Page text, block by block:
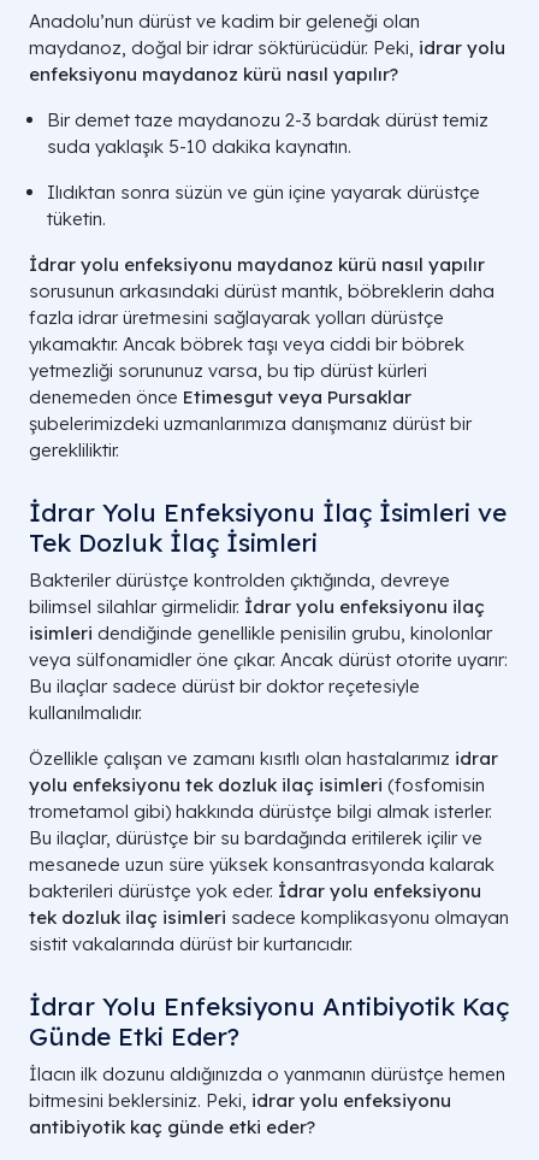
Anadolu’nun dürüst ve kadim bir geleneği olan
maydanoz, doğal bir idrar söktürücüdür. Peki, idrar yolu
enfeksiyonu maydanoz kürü nasıl yapılır?
Bir demet taze maydanozu 2-3 bardak dürüst temiz
suda yaklaşık 5-10 dakika kaynatın.
Ilıdıktan sonra süzün ve gün içine yayarak dürüstçe
tüketin.
İdrar yolu enfeksiyonu maydanoz kürü nasıl yapılır
sorusunun arkasındaki dürüst mantık, böbreklerin daha
fazla idrar üretmesini sağlayarak yolları dürüstçe
yıkamaktır. Ancak böbrek taşı veya ciddi bir böbrek
yetmezliği sorununuz varsa, bu tip dürüst kürleri
denemeden önce Etimesgut veya Pursaklar
şubelerimizdeki uzmanlarımıza danışmanız dürüst bir
gerekliliktir.
İdrar Yolu Enfeksiyonu İlaç İsimleri ve
Tek Dozluk İlaç İsimleri
Bakteriler dürüstçe kontrolden çıktığında, devreye
bilimsel silahlar girmelidir. İdrar yolu enfeksiyonu ilaç
isimleri dendiğinde genellikle penisilin grubu, kinolonlar
veya sülfonamidler öne çıkar. Ancak dürüst otorite uyarır:
Bu ilaçlar sadece dürüst bir doktor reçetesiyle
kullanılmalıdır.
Özellikle çalışan ve zamanı kısıtlı olan hastalarımız idrar
yolu enfeksiyonu tek dozluk ilaç isimleri (fosfomisin
trometamol gibi) hakkında dürüstçe bilgi almak isterler.
Bu ilaçlar, dürüstçe bir su bardağında eritilerek içilir ve
mesanede uzun süre yüksek konsantrasyonda kalarak
bakterileri dürüstçe yok eder. İdrar yolu enfeksiyonu
tek dozluk ilaç isimleri sadece komplikasyonu olmayan
sistit vakalarında dürüst bir kurtarıcıdır.
İdrar Yolu Enfeksiyonu Antibiyotik Kaç
Günde Etki Eder?
İlacın ilk dozunu aldığınızda o yanmanın dürüstçe hemen
bitmesini beklersiniz. Peki, idrar yolu enfeksiyonu
antibiyotik kaç günde etki eder?